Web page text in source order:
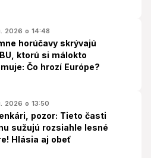
2026 o 14:48
horúčavy skrývajú
ktorú si málokto
Čo hrozí Európe?
2026 o 13:50
pozor: Tieto časti
sužujú rozsiahle lesné
Hlásia aj obeť